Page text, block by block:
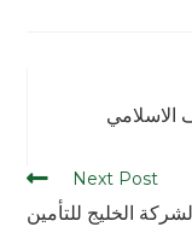
الاسلامي
Next Post
الخليج للتأمين